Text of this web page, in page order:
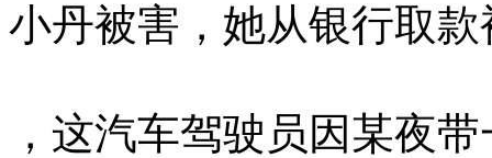
小丹被害，她从银行取
，这汽车驾驶员因某夜